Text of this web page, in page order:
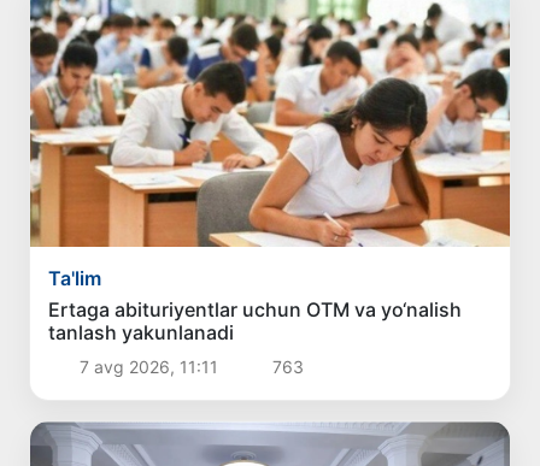
Ta'lim
Ertaga abituriyentlar uchun OTM va yo‘nalish
tanlash yakunlanadi
7 avg 2026, 11:11 763